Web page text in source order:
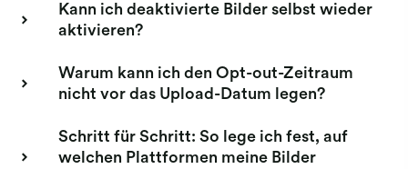
Kann ich deaktivierte Bilder selbst wieder
aktivieren?
Warum kann ich den Opt-out-Zeitraum
nicht vor das Upload-Datum legen?
Schritt für Schritt: So lege ich fest, auf
welchen Plattformen meine Bilder